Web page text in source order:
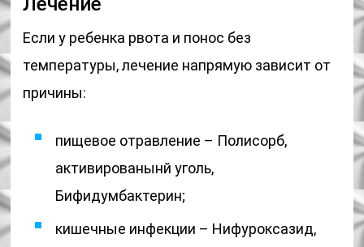
Если у ребенка рвота и понос без
температуры, лечение напрямую зависит от
причины:
пищевое отравление – Полисорб,
активированынй уголь,
Бифидумбактерин;
кишечные инфекции – Нифуроксазид,